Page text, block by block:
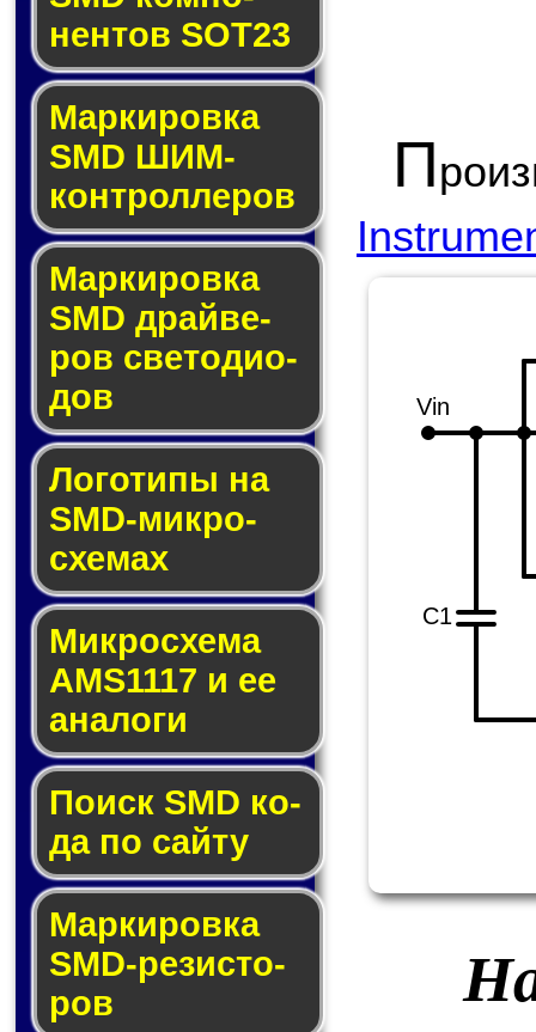
нен­тов SOT23
Маркировка
SMD ШИМ-
кон­трол­ле­ров
Маркировка
SMD драй­ве­
ров све­то­ди­о­
дов
Логотипы на
SMD-мик­ро­
схе­мах
Микросхема
AMS1117 и ее
ана­ло­ги
Поиск SMD ко­
да по сай­ту
Маркировка
SMD-ре­зис­то­
ров
П
C1
Vin